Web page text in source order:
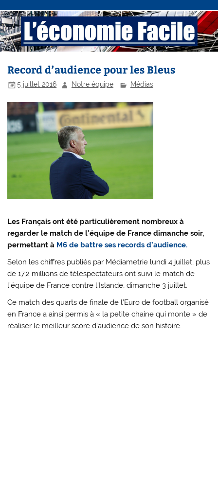
Record d’audience pour les Bleus
5 juillet 2016 Notre équipe Médias
Les Français ont été particulièrement nombreux à
regarder le match de l’équipe de France dimanche soir,
permettant à M6 de battre ses records d’audience.
Selon les chiffres publiés par Médiametrie lundi 4 juillet, plus
de 17,2 millions de téléspectateurs ont suivi le match de
l’équipe de France contre l’Islande, dimanche 3 juillet.
Ce match des quarts de finale de l’Euro de football organisé
en France a ainsi permis à « la petite chaine qui monte » de
réaliser le meilleur score d’audience de son histoire.